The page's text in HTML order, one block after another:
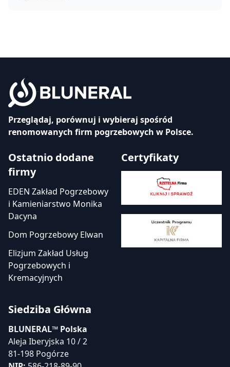
Przeglądaj, porównuj i wybieraj spośród
renomowanych firm pogrzebowych w Polsce.
Ostatnio dodane
firmy
EDEN Zakład Pogrzebowy
i Kamieniarstwo Monika
Dacyna
Dom Pogrzebowy Elwan
Elizjum Zakład Usług
Pogrzebowych i
Kremacyjnych
Certyfikaty
Siedziba Główna
BLUNERAL™ Polska
Aleja Iberyjska 10 / 2
81-198 Pogórze